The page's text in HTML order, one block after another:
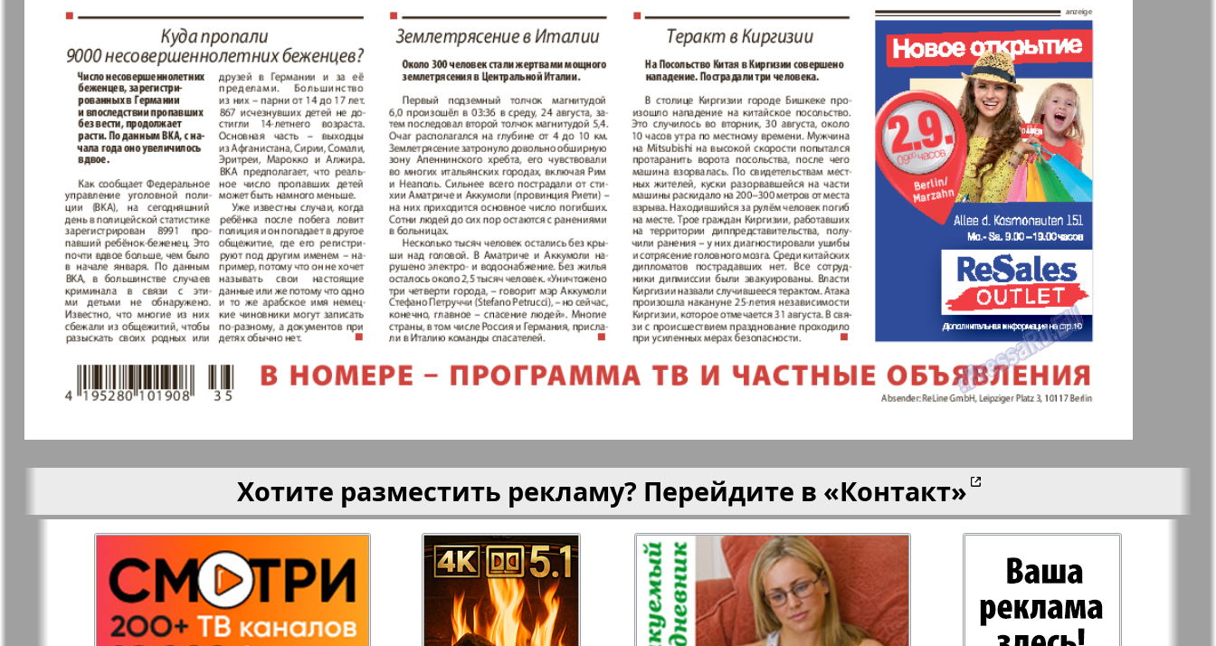
Наша марка Наше Турбюро Нескучная газета Новая Wолна Норд
Объектив EU Остров там и тут
Ost-West
Panorama
Отдыхай-Купи-
продай
Партнер-север
Парус Переселенец Подруга
PRO Women
Europe
Районка-Nord-Ost-
Bremen-NRW
Районка-Süd-West
Районка-Nord-Ost-
Bremen
Районка-West Регион Редакция Берлин
Редакция
Германия
Рейнская газета Рецепты здоровья Heimat-Родина Рубеж
Русская Газета Русская Мысль
Русский Баден-
Вюртемберг
Рыбалка Plus RusHaus
Светлана в
Германии
Свой дом Семейная газета Слово и дело Svet/Lana
Товары и услуги Толстяк Торговый Центр Точка DE TV-бульвар
Хотите разместить рекламу? Перейдите в «Контакт»